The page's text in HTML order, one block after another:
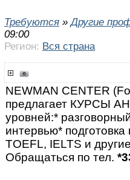
Требуются »Другие
09:00
Регион: Вся страна
NEWMAN CENTER
предлагает КУРСЫ
уровней:*
интервью* подготовка
TOEFL, IELTS и
Обращаться по тел.